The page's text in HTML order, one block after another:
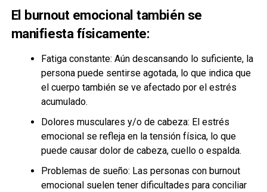
El burnout emocional también se
manifiesta físicamente:
Fatiga constante: Aún descansando lo suficiente, la
persona puede sentirse agotada, lo que indica que
el cuerpo también se ve afectado por el estrés
acumulado.
Dolores musculares y/o de cabeza: El estrés
emocional se refleja en la tensión física, lo que
puede causar dolor de cabeza, cuello o espalda.
Problemas de sueño: Las personas con burnout
emocional suelen tener dificultades para conciliar